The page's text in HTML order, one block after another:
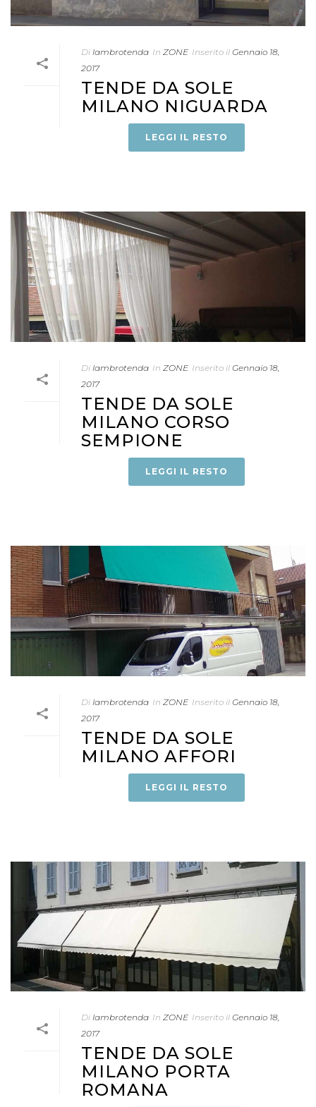
Di lambrotenda In ZONE Inserito il Gennaio 18,
2017
TENDE DA SOLE
MILANO NIGUARDA
LEGGI IL RESTO
Di lambrotenda In ZONE Inserito il Gennaio 18,
2017
TENDE DA SOLE
MILANO CORSO
SEMPIONE
LEGGI IL RESTO
Di lambrotenda In ZONE Inserito il Gennaio 18,
2017
TENDE DA SOLE
MILANO AFFORI
LEGGI IL RESTO
Di lambrotenda In ZONE Inserito il Gennaio 18,
2017
TENDE DA SOLE
MILANO PORTA
ROMANA